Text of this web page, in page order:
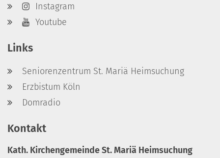
Instagram
Youtube
Links
Seniorenzentrum St. Mariä Heimsuchung
Erzbistum Köln
Domradio
Kontakt
Kath. Kirchengemeinde St. Mariä Heimsuchung